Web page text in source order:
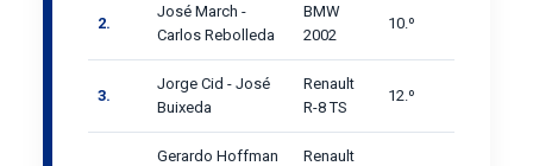
2.
José March -
Carlos Rebolleda
BMW
2002
10.º
3.
Jorge Cid - José
Buixeda
Renault
R-8 TS
12.º
Gerardo Hoffman
Renault